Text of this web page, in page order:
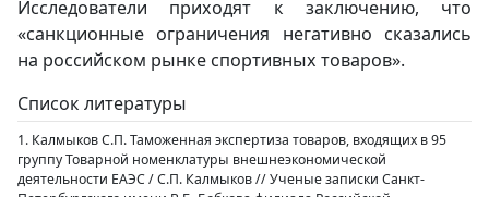
Исследователи приходят к заключению, что
«санкционные ограничения негативно сказались
на российском рынке спортивных товаров».
Список литературы
1. Калмыков С.П. Таможенная экспертиза товаров, входящих в 95
группу Товарной номенклатуры внешнеэкономической
деятельности ЕАЭС / С.П. Калмыков // Ученые записки Санкт-